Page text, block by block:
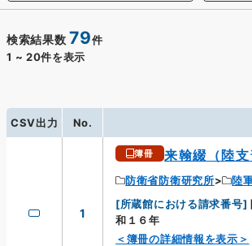
検索結果数 79件
1 ~ 20件を表示
CSV出力 No.
1
簿冊 来翰綴（陸
防衛省防衛研究所 陸
[所蔵館における請求番号]
和１６年
＜簿冊の詳細情報を表示＞